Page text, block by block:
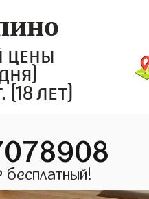
цены
(18 лет)